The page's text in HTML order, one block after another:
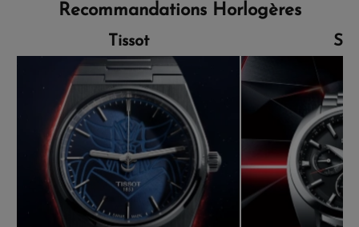
Recommandations Horlogères
Tissot